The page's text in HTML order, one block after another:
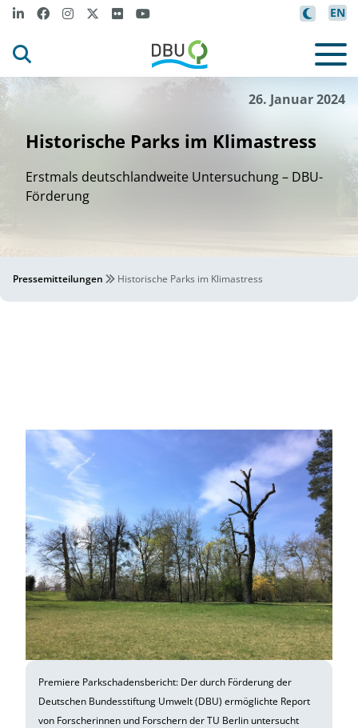
EN
©
TU Ber
l
26. Januar 2024
Historische Parks im Klimastress
Erstmals deutschlandweite Untersuchung – DBU-
Förderung
Pressemitteilungen Historische Parks im Klimastress
Premiere Parkschadensbericht: Der durch Förderung der
Deutschen Bundesstiftung Umwelt (DBU) ermöglichte Report
von Forscherinnen und Forschern der TU Berlin untersucht